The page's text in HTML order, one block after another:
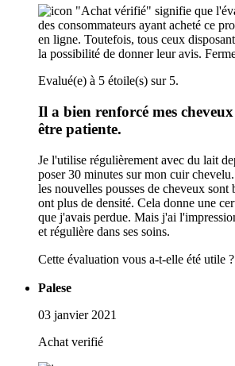
"Achat vérifié" signifie que
des consommateurs ayant acheté ce
en ligne. Toutefois, tous ceux
la possibilité de donner leur avis.
Evalué(e) à 5 étoile(s) sur 5.
Il a bien renforcé mes
être patiente.
Je l'utilise régulièrement avec du lait
poser 30 minutes sur mon cuir
les nouvelles pousses de cheveux sont
ont plus de densité. Cela donne une
que j'avais perdue. Mais j'ai
et régulière dans ses soins.
Cette évaluation vous a-t-elle été utile ?
Palese
03 janvier 2021
Achat verifié